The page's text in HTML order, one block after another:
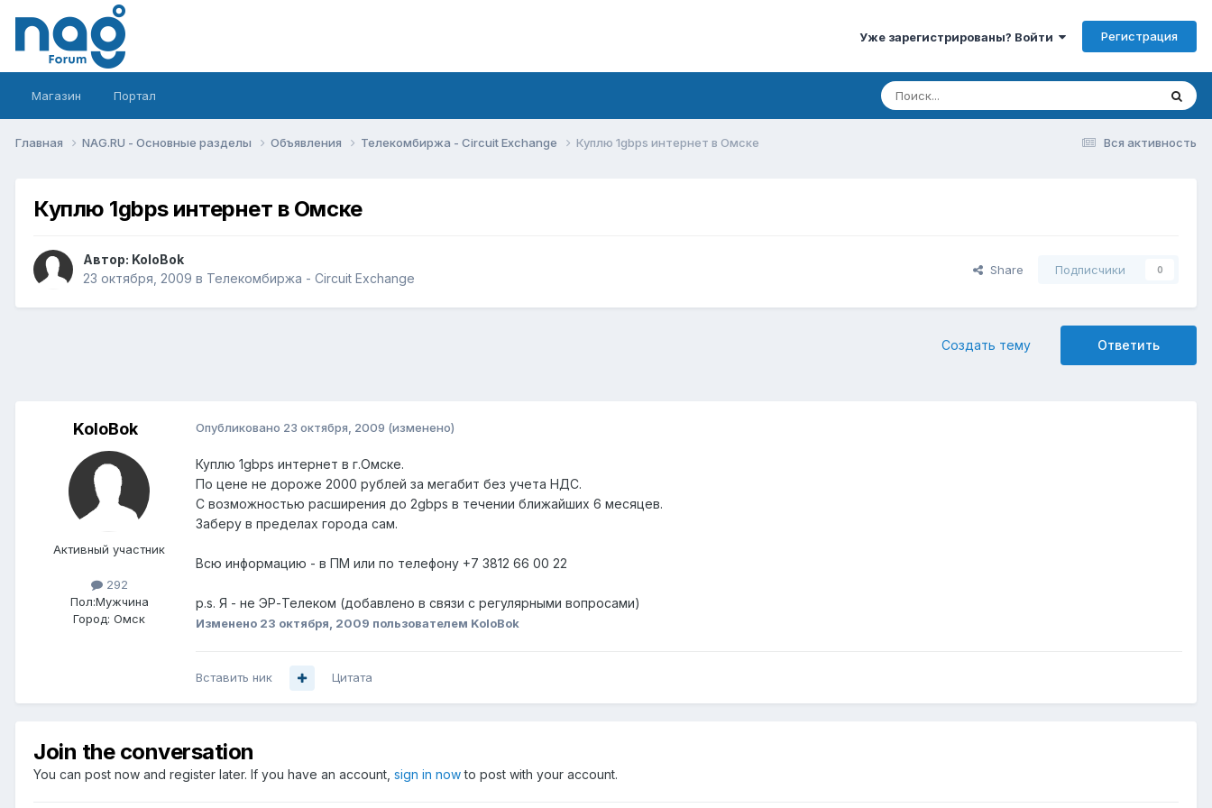
Уже зарегистрированы? Войти Регистрация
Магазин Портал
Вся активность
Главная NAG.RU - Основные разделы Объявления Телекомбиржа - Circuit Exchange Куплю 1gbps интернет в Омске
Куплю 1gbps интернет в Омске
Автор: KoloBok
23 октября, 2009 в Телекомбиржа - Circuit Exchange
Share Подписчики 0
Ответить
Создать тему
KoloBok
Активный участник
292
Пол:Мужчина
Город: Омск
Опубликовано 23 октября, 2009 (изменено)
Куплю 1gbps интернет в г.Омске.
По цене не дороже 2000 рублей за мегабит без учета НДС.
С возможностью расширения до 2gbps в течении ближайших 6 месяцев.
Заберу в пределах города сам.
Всю информацию - в ПМ или по телефону +7 3812 66 00 22
p.s. Я - не ЭР-Телеком (добавлено в связи с регулярными вопросами)
Изменено 23 октября, 2009 пользователем KoloBok
Вставить ник Цитата
Join the conversation
You can post now and register later. If you have an account, sign in nowto post with your account.